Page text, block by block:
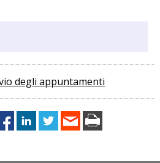
degli appuntamenti